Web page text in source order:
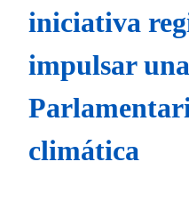
iniciativa
impulsar
climática